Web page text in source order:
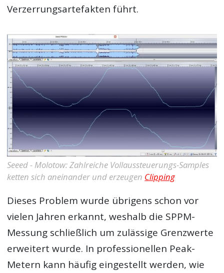
Verzerrungsartefakten führt.
Seeed - Molotow: Zahlreiche Vollaussteuerungs-Samples
ketten sich aneinander und erzeugen Clipping
Dieses Problem wurde übrigens schon vor
vielen Jahren erkannt, weshalb die SPPM-
Messung schließlich um zulässige Grenzwerte
erweitert wurde. In professionellen Peak-
Metern kann häufig eingestellt werden, wie